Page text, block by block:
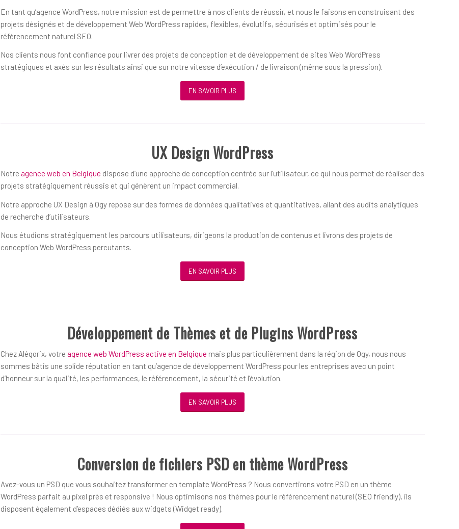
En tant qu’agence WordPress, notre mission est de permettre à nos clients de réussir, et nous le faisons en construisant des
projets désignés et de développement Web WordPress rapides, flexibles, évolutifs, sécurisés et optimisés pour le
référencement naturel SEO.
Nos clients nous font confiance pour livrer des projets de conception et de développement de sites Web WordPress
stratégiques et axés sur les résultats ainsi que sur notre vitesse d’exécution / de livraison (même sous la pression).
EN SAVOIR PLUS
UX Design WordPress
Notre agence web en Belgique dispose d’une approche de conception centrée sur l’utilisateur, ce qui nous permet de réaliser des
projets stratégiquement réussis et qui génèrent un impact commercial.
Notre approche UX Design à Ogy repose sur des formes de données qualitatives et quantitatives, allant des audits analytiques
de recherche d’utilisateurs.
Nous étudions stratégiquement les parcours utilisateurs, dirigeons la production de contenus et livrons des projets de
conception Web WordPress percutants.
EN SAVOIR PLUS
Développement de Thèmes et de Plugins WordPress
Chez Alégorix, votre agence web WordPress active en Belgique mais plus particulièrement dans la région de Ogy, nous nous
sommes bâtis une solide réputation en tant qu’agence de développement WordPress pour les entreprises avec un point
d’honneur sur la qualité, les performances, le référencement, la sécurité et l’évolution.
EN SAVOIR PLUS
Conversion de fichiers PSD en thème WordPress
Avez-vous un PSD que vous souhaitez transformer en template WordPress ? Nous convertirons votre PSD en un thème
WordPress parfait au pixel près et responsive ! Nous optimisons nos thèmes pour le référencement naturel (SEO friendly), ils
disposent également d’espaces dédiés aux widgets (Widget ready).